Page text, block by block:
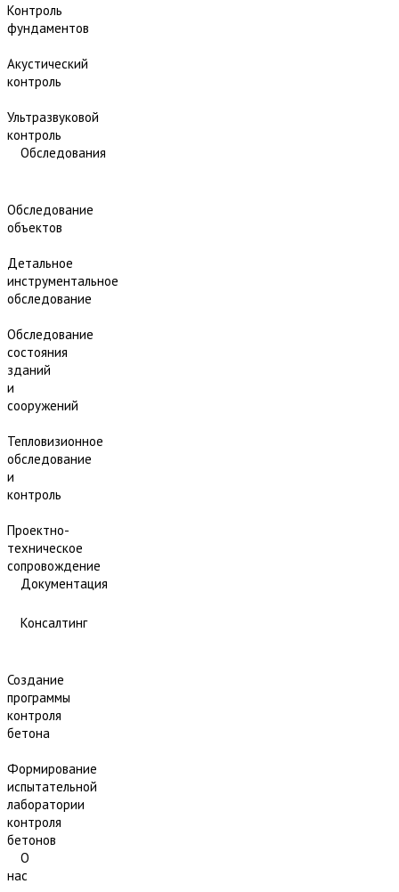
Контроль
фундаментов
Акустический
контроль
Ультразвуковой
контроль
Обследования
Обследование
объектов
Детальное
инструментальное
обследование
Обследование
состояния
зданий
и
сооружений
Тепловизионное
обследование
и
контроль
Проектно-
техническое
сопровождение
Документация
Консалтинг
Создание
программы
контроля
бетона
Формирование
испытательной
лаборатории
контроля
бетонов
О
нас